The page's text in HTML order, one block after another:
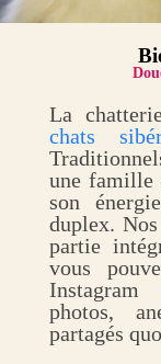
La
chats
une famille
son
duplex.
partie
vous
Instagram
photos,
partagés